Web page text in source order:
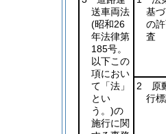
送車両法
(昭和26
年法律第
185号。
以下この
項におい
て「法」
とい
う。)の
施行に関
基
の
査
2 原
行